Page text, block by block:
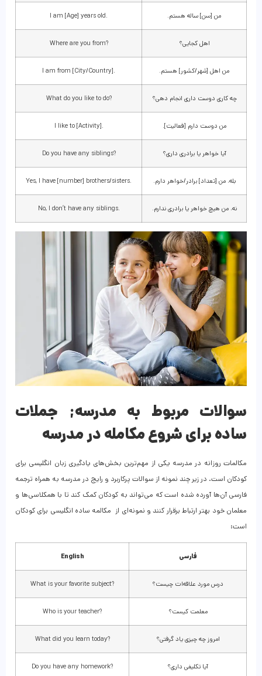
من [سن] ساله هستم. I am [Age] years old.
اهل کجایی؟ Where are you from?
من اهل [شهر/کشور] هستم. I am from [City/Country].
چه کاری دوست داری انجام دهی؟ What do you like to do?
من دوست دارم [فعالیت]. I like to [Activity].
آیا خواهر یا برادری داری؟ Do you have any siblings?
بله، من [تعداد] برادر/خواهر دارم. Yes, I have [number] brothers/sisters.
نه، من هیچ خواهر یا برادری ندارم. No, I don’t have any siblings.
سوالات مربوط به مدرسه; جملات
ساده برای شروع مکامله در مدرسه
مکالمات روزانه در مدرسه یکی از مهم‌ترین بخش‌های یادگیری زبان انگلیسی برای
کودکان است. در زیر چند نمونه از سوالات پرکاربرد و رایج در مدرسه به همراه ترجمه
فارسی آن‌ها آورده شده است که می‌تواند به کودکان کمک کند تا با همکلاسی‌ها و
معلمان خود بهتر ارتباط برقرار کنند و نمونه‌ای از مکالمه ساده انگلیسی برای کودکان
است:
فارسی English
درس مورد علاقه‌ات چیست؟ What is your favorite subject?
معلمت کیست؟ Who is your teacher?
امروز چه چیزی یاد گرفتی؟ What did you learn today?
آیا تکلیفی داری؟ Do you have any homework?